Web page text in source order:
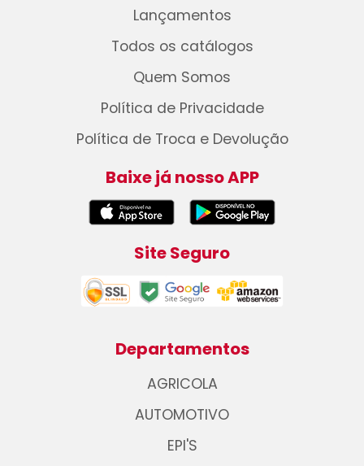
Lançamentos
Todos os catálogos
Quem Somos
Política de Privacidade
Política de Troca e Devolução
Baixe já nosso APP
Site Seguro
Departamentos
AGRICOLA
AUTOMOTIVO
EPI'S